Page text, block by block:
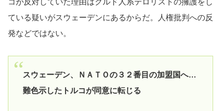
コが反対していた理由はクルド人系テロリストの擁護をし
ている疑いがスウェーデンにあるからだ。人権批判への反
発などではない。
スウェーデン、ＮＡＴＯの３２番目の加盟国へ…
難色示したトルコが同意に転じる